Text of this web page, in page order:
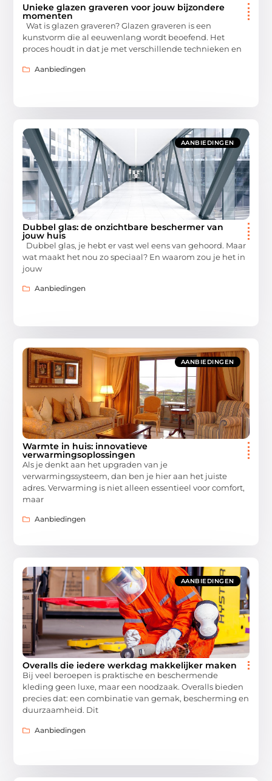
Unieke glazen graveren voor jouw bijzondere
momenten
Wat is glazen graveren? Glazen graveren is een
kunstvorm die al eeuwenlang wordt beoefend. Het
proces houdt in dat je met verschillende technieken en
Aanbiedingen
AANBIEDINGEN
Dubbel glas: de onzichtbare beschermer van
jouw huis
Dubbel glas, je hebt er vast wel eens van gehoord. Maar
wat maakt het nou zo speciaal? En waarom zou je het in
jouw
Aanbiedingen
AANBIEDINGEN
Warmte in huis: innovatieve
verwarmingsoplossingen
Als je denkt aan het upgraden van je
verwarmingssysteem, dan ben je hier aan het juiste
adres. Verwarming is niet alleen essentieel voor comfort,
maar
Aanbiedingen
AANBIEDINGEN
Overalls die iedere werkdag makkelijker maken
Bij veel beroepen is praktische en beschermende
kleding geen luxe, maar een noodzaak. Overalls bieden
precies dat: een combinatie van gemak, bescherming en
duurzaamheid. Dit
Aanbiedingen